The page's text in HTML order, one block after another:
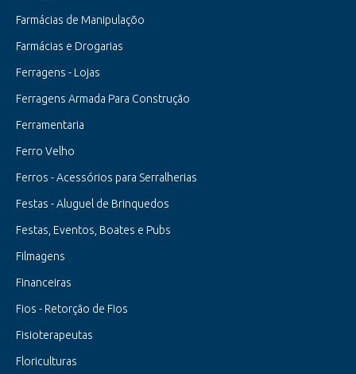
Farmácias de Manipulaçõo
Farmácias e Drogarias
Ferragens - Lojas
Ferragens Armada Para Construção
Ferramentaria
Ferro Velho
Ferros - Acessórios para Serralherias
Festas - Aluguel de Brinquedos
Festas, Eventos, Boates e Pubs
Filmagens
Financeiras
Fios - Retorção de Fios
Fisioterapeutas
Floriculturas